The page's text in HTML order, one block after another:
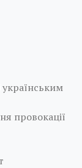
українським
провокації